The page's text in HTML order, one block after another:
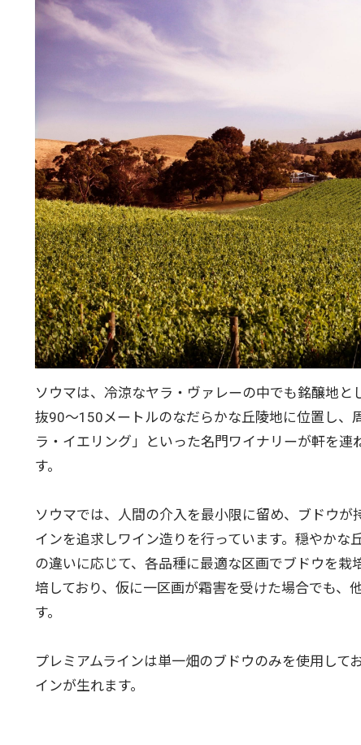
ソウマは、冷涼なヤラ・ヴァレーの中でも銘醸地
抜90～150メートルのなだらかな丘陵地に位置し
ラ・イエリング」といった名門ワイナリーが軒を
す。
ソウマでは、人間の介入を最小限に留め、ブドウ
インを追求しワイン造りを行っています。穏やか
の違いに応じて、各品種に最適な区画でブドウを
培しており、仮に一区画が霜害を受けた場合でも、
す。
プレミアムラインは単一畑のブドウのみを使用し
インが生れます。